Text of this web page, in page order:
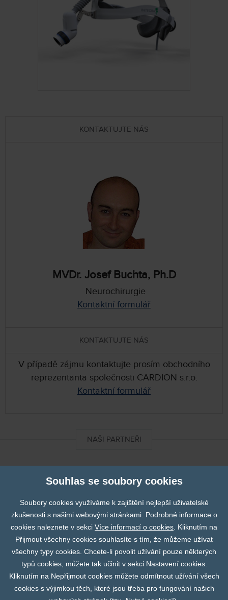
KONTAKTUJTE NÁS
MVDr. Josef Buchta, Ph.D
Neurochirurgie
Kontaktní formulář
KONTAKTUJTE NÁS
V případě zájmu kontaktujte prosím obchodního
reprezentanta společnosti CARDION s.r.o.
Kontaktní formulář
NAŠI PARTNEŘI
DIXImedical
Finapres
Fumedica
Prev
Souhlas se soubory cookies
Soubory cookies využíváme k zajištění nejlepší uživatelské
zkušenosti s našimi webovými stránkami. Podrobné informace o
cookies naleznete v sekci Více informací o cookies . Kliknutím na
Přijmout všechny cookies souhlasíte s tím, že můžeme užívat
všechny typy cookies. Chcete-li povolit užívání pouze některých
typů cookies, můžete tak učinit v sekci Nastavení cookies.
Kliknutím na Nepřijmout cookies můžete odmítnout užívání všech
cookies s výjimkou těch, které jsou třeba pro fungování našich